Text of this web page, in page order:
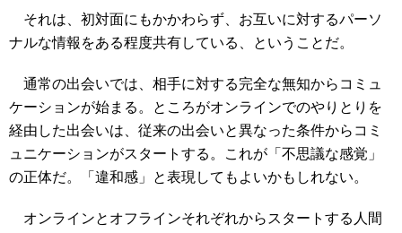
それは、初対面にもかかわらず、お互いに対するパーソ
ナルな情報をある程度共有している、ということだ。
通常の出会いでは、相手に対する完全な無知からコミュ
ケーションが始まる。ところがオンラインでのやりとりを
経由した出会いは、従来の出会いと異なった条件からコミ
ュニケーションがスタートする。これが「不思議な感覚」
の正体だ。「違和感」と表現してもよいかもしれない。
オンラインとオフラインそれぞれからスタートする人間